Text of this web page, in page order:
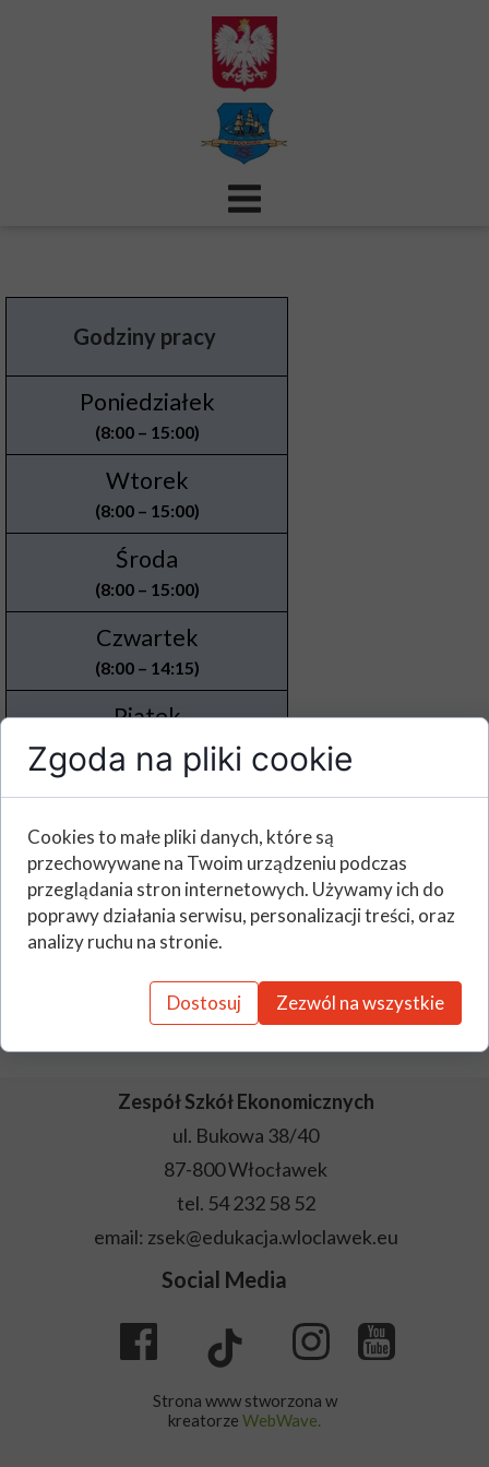
Nauczyciele bibliotekarze:
mgr Alina Podolak
mgr Kinga Rażewska
Biblioteka poleca
Godziny pracy
Poniedziałek
(8:00 – 15:00)
Wtorek
(8:00 – 15:00)
Środa
(8:00 – 15:00)
Czwartek
(8:00 – 14:15)
Piątek
(8:15 – 14:00)
Zespół Szkół Ekonomicznych
ul. Bukowa 38/40
87-800 Włocławek
tel. 54 232 58 52
email: zsek@edukacja.wloclawek.eu
Social Media
Strona www stworzona w
kreatorze WebWave.
Zgoda na pliki cookie
Cookies to małe pliki danych, które są
przechowywane na Twoim urządzeniu podczas
przeglądania stron internetowych. Używamy ich do
poprawy działania serwisu, personalizacji treści, oraz
analizy ruchu na stronie.
Dostosuj Zezwól na wszystkie